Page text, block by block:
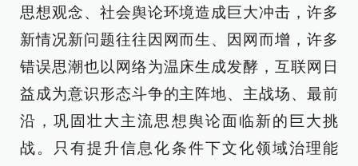
思想观念、社会舆论环境造成巨大冲击，许多
新情况新问题往往因网而生、因网而增，许多
错误思潮也以网络为温床生成发酵，互联网日
益成为意识形态斗争的主阵地、主战场、最前
沿，巩固壮大主流思想舆论面临新的巨大挑
战。只有提升信息化条件下文化领域治理能